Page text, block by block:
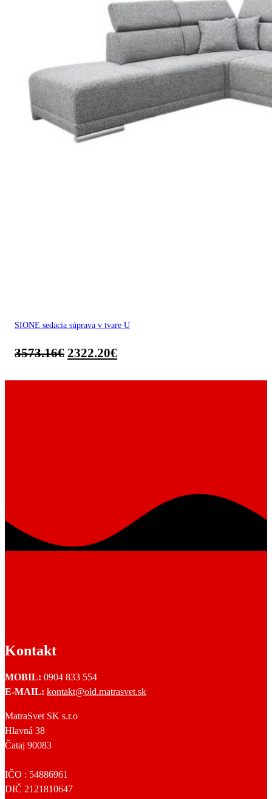
SIONE sedacia súprava v tvare U
3573.16€ 2322.20€
Kontakt
MOBIL: 0904 833 554
E-MAIL: kontakt@old.matrasvet.sk
MatraSvet SK s.r.o
Hlavná 38
Čataj 90083
IČO : 54886961
DIČ 2121810647